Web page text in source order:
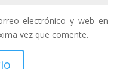
electrónico y web en
vez que comente.